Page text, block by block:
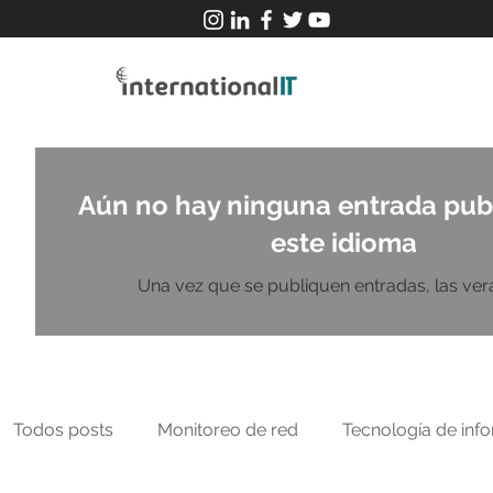
Aún no hay ninguna entrada
este idioma
Una vez que se publiquen entradas, las
Todos posts Monitoreo de red Tecnología de